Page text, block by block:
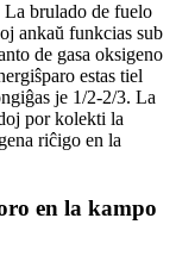
La brulado de fuelo
ankaŭ funkcias sub
de gasa oksigeno
estas tiel
je 1/2-2/3. La
por kolekti la
riĉigo en la
en la kampo